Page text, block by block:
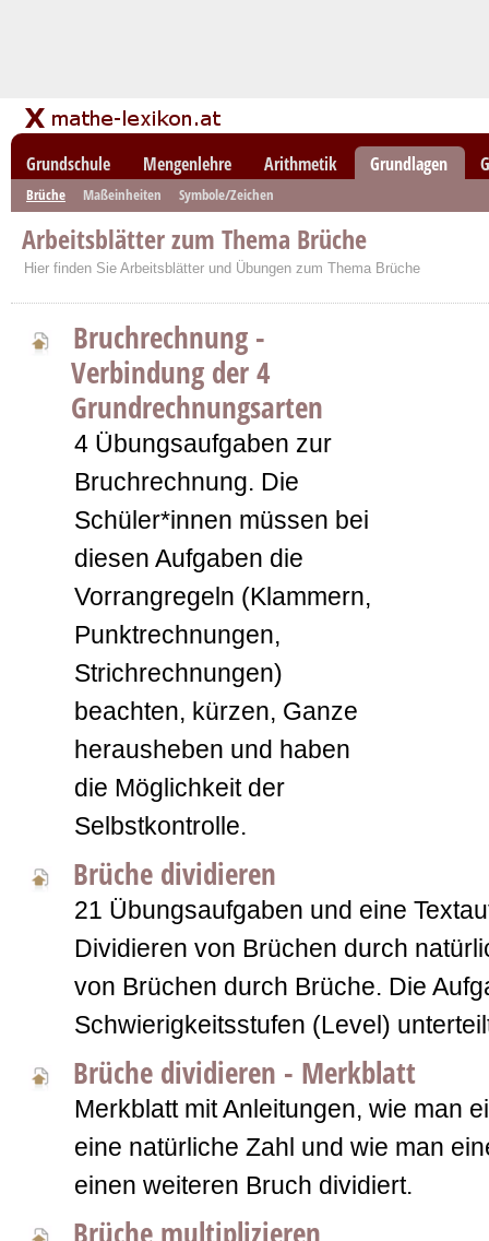
Grundschule Mengenlehre Arithmetik Grundlagen
Brüche Maßeinheiten Symbole/Zeichen
Arbeitsblätter zum Thema Brüche
Hier finden Sie Arbeitsblätter und Übungen zum Thema Brüche
Bruchrechnung -
Verbindung der 4
Grundrechnungsarten
4 Übungsaufgaben zur
Bruchrechnung. Die
Schüler*innen müssen bei
diesen Aufgaben die
Vorrangregeln (Klammern,
Punktrechnungen,
Strichrechnungen)
beachten, kürzen, Ganze
herausheben und haben
die Möglichkeit der
Selbstkontrolle.
Brüche dividieren
21 Übungsaufgaben und eine
Dividieren von Brüchen durch
von Brüchen durch Brüche. Die
Schwierigkeitsstufen (Level)
Brüche dividieren - Merkblatt
Merkblatt mit Anleitungen, wie man
eine natürliche Zahl und wie man
einen weiteren Bruch dividiert.
Brüche multiplizieren